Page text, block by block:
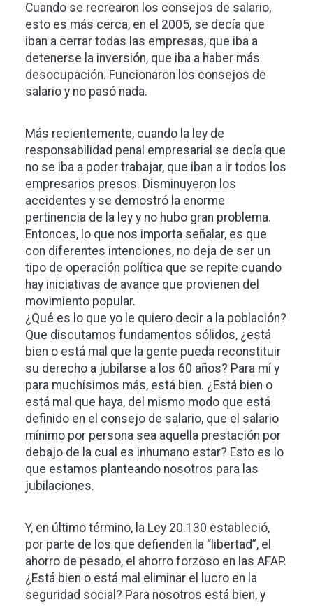
Cuando se recrearon los consejos de salario,
esto es más cerca, en el 2005, se decía que
iban a cerrar todas las empresas, que iba a
detenerse la inversión, que iba a haber más
desocupación. Funcionaron los consejos de
salario y no pasó nada.
Más recientemente, cuando la ley de
responsabilidad penal empresarial se decía que
no se iba a poder trabajar, que iban a ir todos los
empresarios presos. Disminuyeron los
accidentes y se demostró la enorme
pertinencia de la ley y no hubo gran problema.
Entonces, lo que nos importa señalar, es que
con diferentes intenciones, no deja de ser un
tipo de operación política que se repite cuando
hay iniciativas de avance que provienen del
movimiento popular.
¿Qué es lo que yo le quiero decir a la población?
Que discutamos fundamentos sólidos, ¿está
bien o está mal que la gente pueda reconstituir
su derecho a jubilarse a los 60 años? Para mí y
para muchísimos más, está bien. ¿Está bien o
está mal que haya, del mismo modo que está
definido en el consejo de salario, que el salario
mínimo por persona sea aquella prestación por
debajo de la cual es inhumano estar? Esto es lo
que estamos planteando nosotros para las
jubilaciones.
Y, en último término, la Ley 20.130 estableció,
por parte de los que defienden la “libertad”, el
ahorro de pesado, el ahorro forzoso en las AFAP.
¿Está bien o está mal eliminar el lucro en la
seguridad social? Para nosotros está bien, y